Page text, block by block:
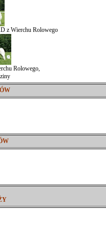
z Wierchu Rolowego
Rolowego,